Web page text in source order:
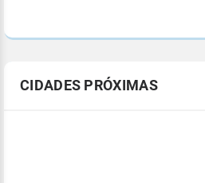
CIDADES PRÓXIMAS